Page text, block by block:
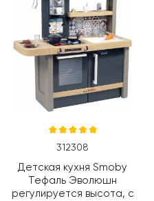
312308
Детская кухня Smoby
Тефаль Эволюшн
регулируется высота, с